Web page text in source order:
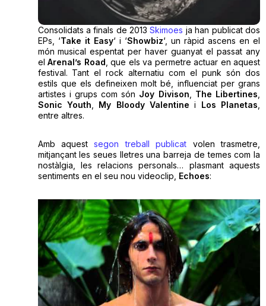
Consolidats a finals de 2013Skimoes ja han publicat dos
EPs, ‘Take it Easy‘ i ‘Showbiz‘, un ràpid ascens en el
món musical espentat per haver guanyat el passat any
el Arenal’s Road , que els va permetre actuar en aquest
festival. Tant el rock alternatiu com el punk són dos
estils que els defineixen molt bé, influenciat per grans
artistes i grups com són Joy Divison The Libertines
Sonic Youth
My Bloody Valentine i Los Planetas
entre altres.
Amb aquestsegon treball publicat volen trasmetre,
mitjançant les seues lletres una barreja de temes com la
nostàlgia, les relacions personals… plasmant aquests
sentiments en el seu nou videoclip, Echoes: